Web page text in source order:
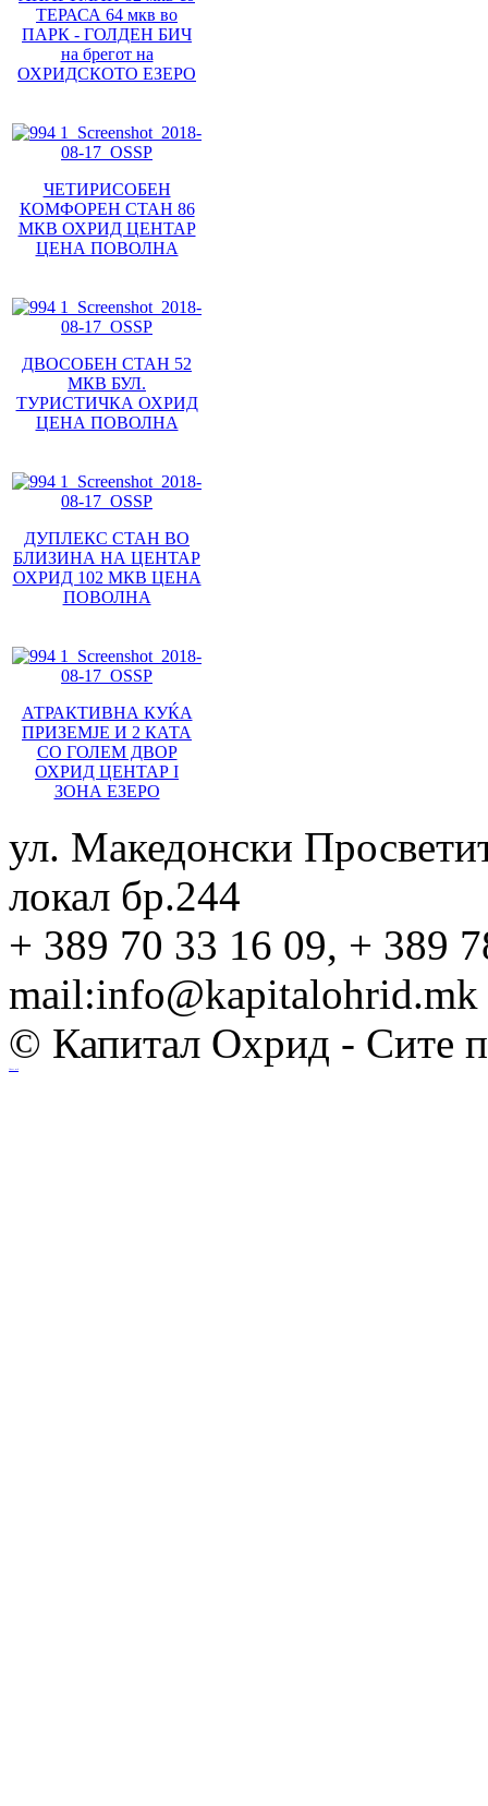
ТЕРАСА 64 мкв во
ПАРК - ГОЛДЕН БИЧ
на брегот на
ОХРИДСКОТО ЕЗЕРО
ЧЕТИРИСОБЕН
КОМФОРЕН СТАН 86
МКВ ОХРИД ЦЕНТАР
ЦЕНА ПОВОЛНА
ДВОСОБЕН СТАН 52
МКВ БУЛ.
ТУРИСТИЧКА ОХРИД
ЦЕНА ПОВОЛНА
ДУПЛЕКС СТАН ВО
БЛИЗИНА НА ЦЕНТАР
ОХРИД 102 МКВ ЦЕНА
ПОВОЛНА
АТРАКТИВНА КУЌА
ПРИЗЕМЈЕ И 2 КАТА
СО ГОЛЕМ ДВОР
ОХРИД ЦЕНТАР I
ЗОНА ЕЗЕРО
ул. Македонски
локал бр.244
+ 389 70 33 16 09, + 389
mail:info@kapitalohrid.mk
© Капитал Охрид - Сите
Ihost.mk